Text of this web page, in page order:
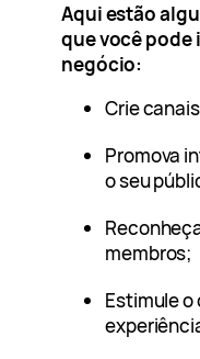
Aqui estão
que você pode
negócio:
Crie
Promova
o seu
membros;
Estimule